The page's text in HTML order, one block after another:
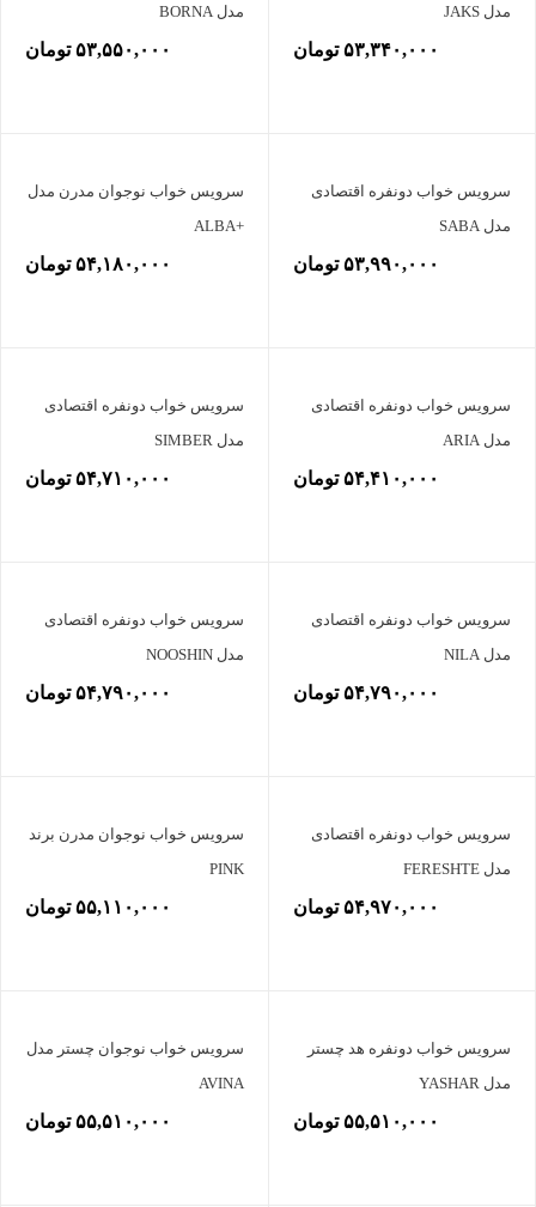
مدل JAKS
۵۳,۳۴۰,۰۰۰ تومان
مدل BORNA
۵۳,۵۵۰,۰۰۰ تومان
سرویس خواب دونفره اقتصادی
مدل SABA
۵۳,۹۹۰,۰۰۰ تومان
سرویس خواب نوجوان مدرن مدل
+ALBA
۵۴,۱۸۰,۰۰۰ تومان
سرویس خواب دونفره اقتصادی
مدل ARIA
۵۴,۴۱۰,۰۰۰ تومان
سرویس خواب دونفره اقتصادی
مدل SIMBER
۵۴,۷۱۰,۰۰۰ تومان
سرویس خواب دونفره اقتصادی
مدل NILA
۵۴,۷۹۰,۰۰۰ تومان
سرویس خواب دونفره اقتصادی
مدل NOOSHIN
۵۴,۷۹۰,۰۰۰ تومان
سرویس خواب دونفره اقتصادی
مدل FERESHTE
۵۴,۹۷۰,۰۰۰ تومان
سرویس خواب نوجوان مدرن برند
PINK
۵۵,۱۱۰,۰۰۰ تومان
سرویس خواب دونفره هد چستر
مدل YASHAR
۵۵,۵۱۰,۰۰۰ تومان
سرویس خواب نوجوان چستر مدل
AVINA
۵۵,۵۱۰,۰۰۰ تومان